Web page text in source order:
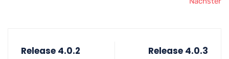
Release 4.0.2 Release 4.0.3